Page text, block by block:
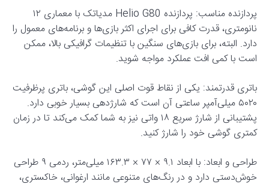
پردازنده مناسب: پردازنده Helio G80 مدیاتک با معماری ۱۲
نانومتری، قدرت کافی برای اجرای اکثر بازی‌ها و برنامه‌های معمول را
دارد. البته، برای بازی‌های سنگین با تنظیمات گرافیکی بالا، ممکن
است با کمی افت عملکرد مواجه شوید.
باتری قدرتمند: یکی از نقاط قوت اصلی این گوشی، باتری پرظرفیت
۵۰۲۰ میلی‌آمپر ساعتی آن است که شارژدهی بسیار خوبی دارد.
پشتیبانی از شارژ سریع ۱۸ واتی نیز به شما کمک می‌کند تا در زمان
کمتری گوشی خود را شارژ کنید.
طراحی و ابعاد: با ابعاد ۹.۱ × ۷۷ × ۱۶۳.۳ میلی‌متر، ردمی ۹ طراحی
خوش‌دستی دارد و در رنگ‌های متنوعی مانند ارغوانی، خاکستری،